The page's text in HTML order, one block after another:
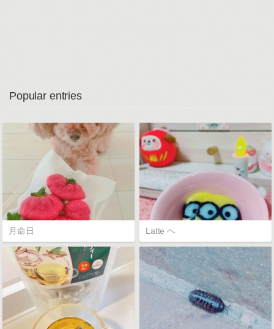
Popular entries
月命日 Latte へ